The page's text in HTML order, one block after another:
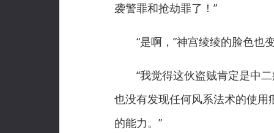
袭警罪和抢劫罪了！”
“是啊，”神宫绫绫的脸色也变
“我觉得这伙盗贼肯定是中二
也没有发现任何风系法术的使
的能力。”